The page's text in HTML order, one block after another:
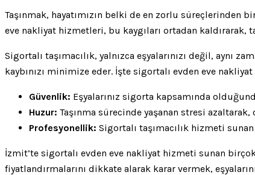
Taşınmak, hayatımızın belki de en zorlu süreçlerinden
eve nakliyat hizmetleri, bu kaygıları ortadan kaldırarak,
Sigortalı taşımacılık, yalnızca eşyalarınızı değil, aynı
kaybınızı minimize eder. İşte sigortalı evden eve
Güvenlik: Eşyalarınız sigorta kapsamında
Huzur: Taşınma sürecinde yaşanan stresi
Profesyonellik: Sigortalı taşımacılık hizmeti
İzmit’te sigortalı evden eve nakliyat hizmeti sunan
fiyatlandırmalarını dikkate alarak karar vermek,